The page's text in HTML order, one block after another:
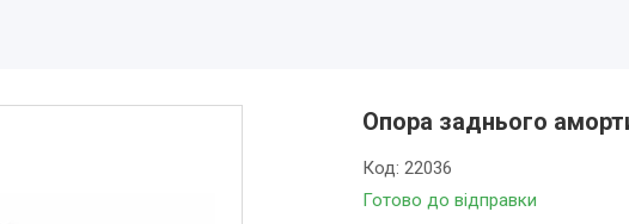
Опора заднього
Готово до відправки
Код:22036